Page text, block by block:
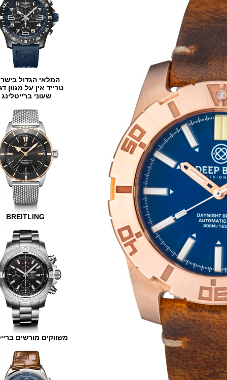
המלאי הגדול בישראל
טרייד אין על מגוון דגמים
שעוני ברייטלינג
BREITLING
משווקים מורשים ברייטלינג